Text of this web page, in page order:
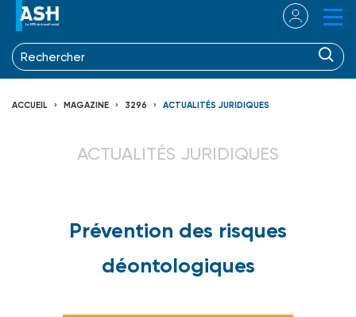
ACCUEIL MAGAZINE 3296 ACTUALITÉS JURIDIQUES
ACTUALITÉS JURIDIQUES
Prévention des risques
déontologiques